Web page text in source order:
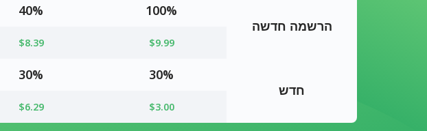
הרשמה חדשה
100%
40%
$9.99
$8.39
חדש
30%
30%
$3.00
$6.29